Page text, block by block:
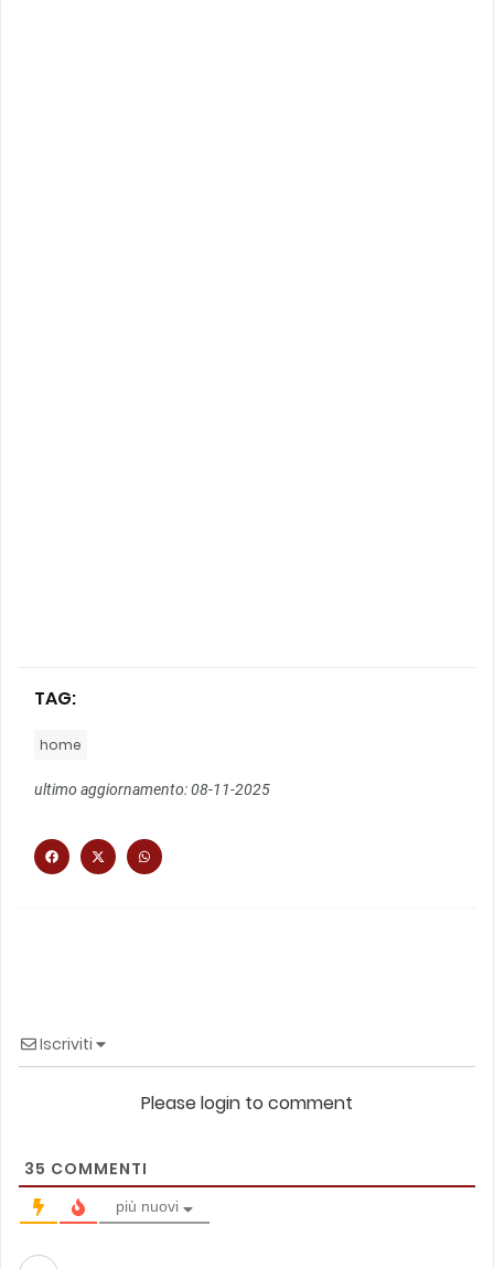
TAG:
home
ultimo aggiornamento: 08-11-2025
Iscriviti
Please login to comment
35 COMMENTI
più nuovi